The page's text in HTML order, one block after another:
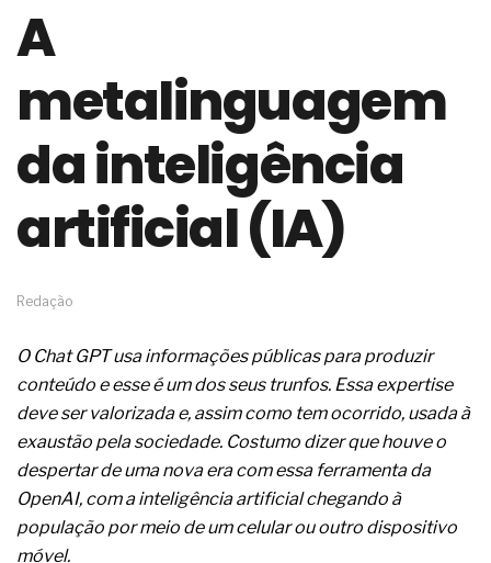
de governança das organizações
O desenho industrial ganha espaço como
estratégia competitiva nas empresas
As variações dimensionais dos produtos de
materiais cimentícios com fibra de vidro
A próxima vantagem competitiva não está no
modelo de IA
A IA elevou a régua do comprador B2B e a venda
de giro para as saídas de emergência
A sua indústria toma decisões ou apenas reage
aos problemas?
Os serviços de reciclagem profunda a frio in situ
Os gestores da ABNT litigam de má-fé para
tentar criar uma reserva de mercado sobre as
NBR ISO
A
metalinguagem
da inteligência
artificial (IA)
Redação
O Chat GPT usa informações públicas para produzir
conteúdo e esse é um dos seus trunfos. Essa expertise
deve ser valorizada e, assim como tem ocorrido, usada à
exaustão pela sociedade. Costumo dizer que houve o
despertar de uma nova era com essa ferramenta da
OpenAI, com a inteligência artificial chegando à
população por meio de um celular ou outro dispositivo
móvel.